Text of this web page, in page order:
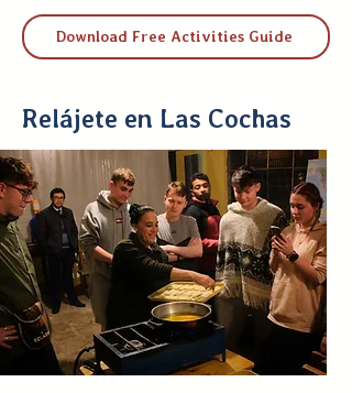
Download Free Activities Guide
Relájete en Las Cochas